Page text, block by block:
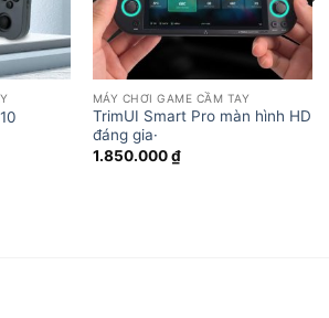
MÁY CHƠI GAME CẦM TAY
TrimUI Smart Pro màn hình HD
đáng gia·
1.850.000₫